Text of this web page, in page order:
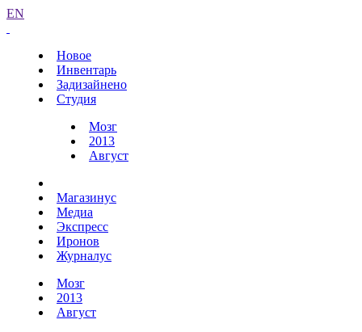
EN
Новое
Инвентарь
Задизайнено
Студия
Мозг
2013
Август
Магазинус
Медиа
Экспресс
Иронов
Журналус
Мозг
2013
Август